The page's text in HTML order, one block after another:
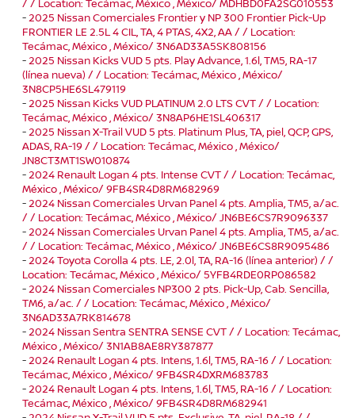
/ / Location: Tecámac, México , México/ MDHBD0FA2SG010553
-2025 Nissan Comerciales Frontier y NP 300 Frontier Pick-Up
FRONTIER LE 2.5L 4 CIL, TA, 4 PTAS, 4X2, AA / / Location:
Tecámac, México , México/ 3N6AD33A5SK808156
-2025 Nissan Kicks VUD 5 pts. Play Advance, 1.6l, TM5, RA-17
(línea nueva) / / Location: Tecámac, México , México/
3N8CP5HE6SL479119
-2025 Nissan Kicks VUD PLATINUM 2.0 LTS CVT / / Location:
Tecámac, México , México/ 3N8AP6HE1SL406317
-2025 Nissan X-Trail VUD 5 pts. Platinum Plus, TA, piel, QCP, GPS,
ADAS, RA-19 / / Location: Tecámac, México , México/
JN8CT3MT1SW010874
-2024 Renault Logan 4 pts. Intense CVT / / Location: Tecámac,
México , México/ 9FB4SR4D8RM682969
-2024 Nissan Comerciales Urvan Panel 4 pts. Amplia, TM5, a/ac.
/ / Location: Tecámac, México , México/ JN6BE6CS7R9096337
-2024 Nissan Comerciales Urvan Panel 4 pts. Amplia, TM5, a/ac.
/ / Location: Tecámac, México , México/ JN6BE6CS8R9095486
-2024 Toyota Corolla 4 pts. LE, 2.0l, TA, RA-16 (línea anterior) / /
Location: Tecámac, México , México/ 5YFB4RDE0RP086582
-2024 Nissan Comerciales NP300 2 pts. Pick-Up, Cab. Sencilla,
TM6, a/ac. / / Location: Tecámac, México , México/
3N6AD33A7RK814678
-2024 Nissan Sentra SENTRA SENSE CVT / / Location: Tecámac,
México , México/ 3N1AB8AE8RY387877
-2024 Renault Logan 4 pts. Intens, 1.6l, TM5, RA-16 / / Location:
Tecámac, México , México/ 9FB4SR4DXRM683783
-2024 Renault Logan 4 pts. Intens, 1.6l, TM5, RA-16 / / Location:
Tecámac, México , México/ 9FB4SR4D8RM682941